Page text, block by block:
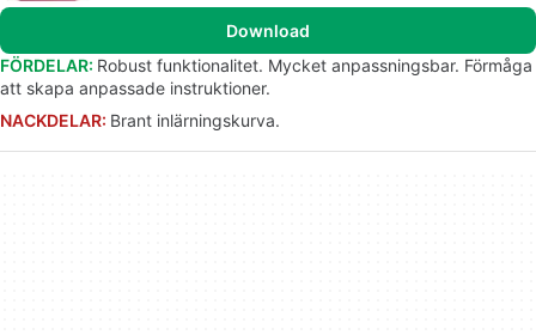
Download
FÖRDELAR: Robust funktionalitet. Mycket anpassningsbar. Förmåga
att skapa anpassade instruktioner.
NACKDELAR: Brant inlärningskurva.